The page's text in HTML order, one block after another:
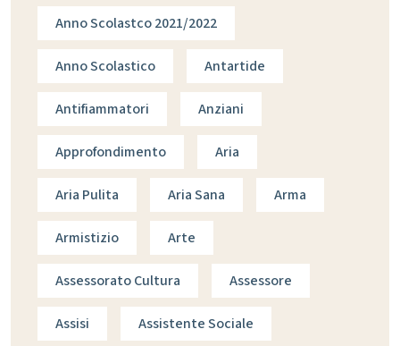
Anno Scolastco 2021/2022
Anno Scolastico Antartide
Antifiammatori Anziani
Approfondimento Aria
Aria Pulita Aria Sana Arma
Armistizio Arte
Assessorato Cultura Assessore
Assisi Assistente Sociale